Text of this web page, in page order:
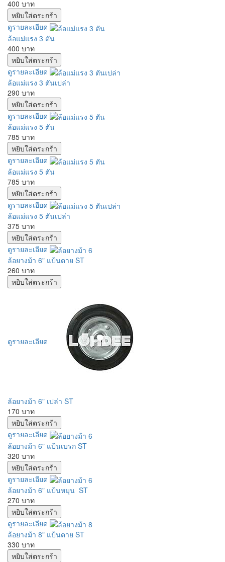
400 บาท
ดูรายละเอียด
ล้อแม่แรง 3 ตัน
400 บาท
ดูรายละเอียด
ล้อแม่แรง 3 ตันเปล่า
290 บาท
ดูรายละเอียด
ล้อแม่แรง 5 ตัน
785 บาท
ดูรายละเอียด
ล้อแม่แรง 5 ตัน
785 บาท
ดูรายละเอียด
ล้อแม่แรง 5 ตันเปล่า
375 บาท
ดูรายละเอียด
ล้อยางม้า 6" แป้นตาย ST
260 บาท
ดูรายละเอียด
ล้อยางม้า 6" เปล่า ST
170 บาท
ดูรายละเอียด
ล้อยางม้า 6" แป้นเบรก ST
320 บาท
ดูรายละเอียด
ล้อยางม้า 6" แป้นหมุน ST
270 บาท
ดูรายละเอียด
ล้อยางม้า 8" แป้นตาย ST
330 บาท